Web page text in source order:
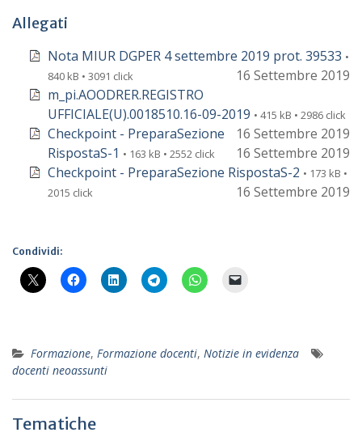
Allegati
Nota MIUR DGPER 4 settembre 2019 prot. 39533 •
840 kB • 3091 click
16 Settembre 2019
m_pi.AOODRER.REGISTRO
UFFICIALE(U).0018510.16-09-2019 • 415 kB • 2986 click
16 Settembre 2019
Checkpoint - PreparaSezione
RispostaS-1 • 163 kB • 2552 click
16 Settembre 2019
Checkpoint - PreparaSezione RispostaS-2 • 173 kB •
2015 click
16 Settembre 2019
Condividi:
Formazione, Formazione docenti, Notizie in evidenza
docenti neoassunti
Tematiche